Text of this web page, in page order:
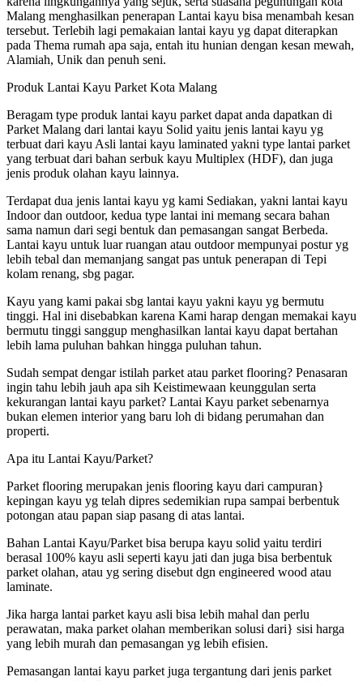
Malang menghasilkan penerapan Lantai kayu bisa menambah kesan
tersebut. Terlebih lagi pemakaian lantai kayu yg dapat diterapkan
pada Thema rumah apa saja, entah itu hunian dengan kesan mewah,
Alamiah, Unik dan penuh seni.
Produk Lantai Kayu Parket Kota Malang
Beragam type produk lantai kayu parket dapat anda dapatkan di
Parket Malang dari lantai kayu Solid yaitu jenis lantai kayu yg
terbuat dari kayu Asli lantai kayu laminated yakni type lantai parket
yang terbuat dari bahan serbuk kayu Multiplex (HDF), dan juga
jenis produk olahan kayu lainnya.
Terdapat dua jenis lantai kayu yg kami Sediakan, yakni lantai kayu
Indoor dan outdoor, kedua type lantai ini memang secara bahan
sama namun dari segi bentuk dan pemasangan sangat Berbeda.
Lantai kayu untuk luar ruangan atau outdoor mempunyai postur yg
lebih tebal dan memanjang sangat pas untuk penerapan di Tepi
kolam renang, sbg pagar.
Kayu yang kami pakai sbg lantai kayu yakni kayu yg bermutu
tinggi. Hal ini disebabkan karena Kami harap dengan memakai kayu
bermutu tinggi sanggup menghasilkan lantai kayu dapat bertahan
lebih lama puluhan bahkan hingga puluhan tahun.
Sudah sempat dengar istilah parket atau parket flooring? Penasaran
ingin tahu lebih jauh apa sih Keistimewaan keunggulan serta
kekurangan lantai kayu parket? Lantai Kayu parket sebenarnya
bukan elemen interior yang baru loh di bidang perumahan dan
properti.
Apa itu Lantai Kayu/Parket?
Parket flooring merupakan jenis flooring kayu dari campuran}
kepingan kayu yg telah dipres sedemikian rupa sampai berbentuk
potongan atau papan siap pasang di atas lantai.
Bahan Lantai Kayu/Parket bisa berupa kayu solid yaitu terdiri
berasal 100% kayu asli seperti kayu jati dan juga bisa berbentuk
parket olahan, atau yg sering disebut dgn engineered wood atau
laminate.
Jika harga lantai parket kayu asli bisa lebih mahal dan perlu
perawatan, maka parket olahan memberikan solusi dari} sisi harga
yang lebih murah dan pemasangan yg lebih efisien.
Pemasangan lantai kayu parket juga tergantung dari jenis parket